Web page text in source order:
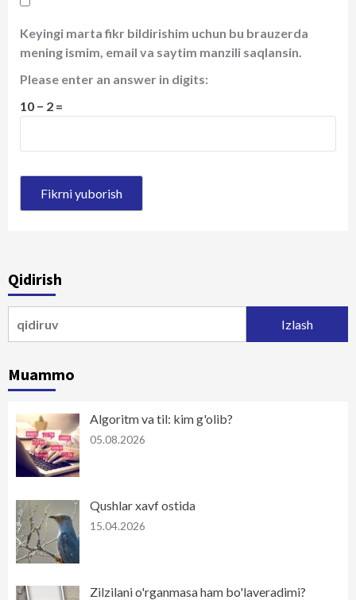
Keyingi marta fikr bildirishim uchun bu brauzerda
mening ismim, email va saytim manzili saqlansin.
Please enter an answer in digits:
10 − 2 =
Qidirish
Muammo
Algoritm va til: kim g'olib?
05.08.2026
Qushlar xavf ostida
15.04.2026
Zilzilani o'rganmasa ham bo'laveradimi?